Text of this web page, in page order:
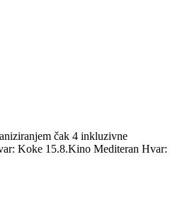
čak 4 inkluzivne
Koke 15.8.Kino Mediteran Hvar: